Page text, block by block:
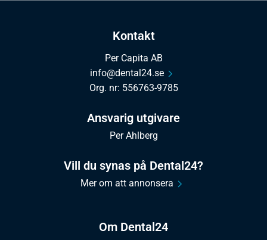
Om Dental24
Kontakt
Per Capita AB
info@dental24.se
Org. nr: 556763-9785
Ansvarig utgivare
Per Ahlberg
Vill du synas på Dental24?
Mer om att annonsera